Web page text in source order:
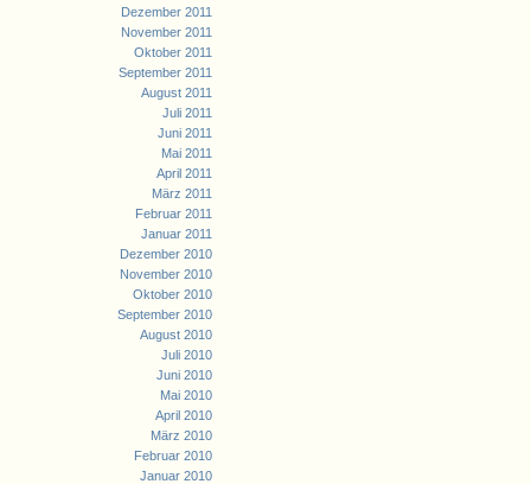
Dezember 2011
November 2011
Oktober 2011
September 2011
August 2011
Juli 2011
Juni 2011
Mai 2011
April 2011
März 2011
Februar 2011
Januar 2011
Dezember 2010
November 2010
Oktober 2010
September 2010
August 2010
Juli 2010
Juni 2010
Mai 2010
April 2010
März 2010
Februar 2010
Januar 2010